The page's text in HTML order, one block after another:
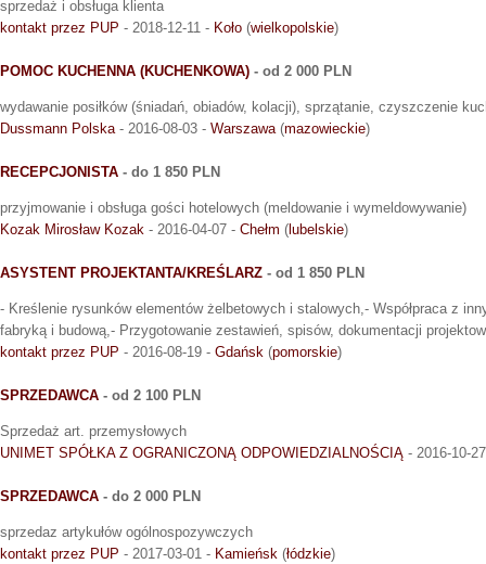
sprzedaż i obsługa klienta
kontakt przez PUP - 2018-12-11 - Koło (wielkopolskie)
POMOC KUCHENNA (KUCHENKOWA) - od 2 000 PLN
wydawanie posiłków (śniadań, obiadów, kolacji), sprzątanie, czyszczenie
Dussmann Polska- 2016-08-03 - Warszawa(mazowieckie)
RECEPCJONISTA - do 1 850 PLN
przyjmowanie i obsługa gości hotelowych (meldowanie i wymeldowywanie)
Kozak Mirosław Kozak - 2016-04-07 - Chełm ( lubelskie)
ASYSTENT PROJEKTANTA/KREŚLARZ - od 1 850 PLN
- Kreślenie rysunków elementów żelbetowych i stalowych,- Współpraca z
fabryką i budową,- Przygotowanie zestawień, spisów, dokumentacji
kontakt przez PUP - 2016-08-19 - Gdańsk (pomorskie)
SPRZEDAWCA - od 2 100 PLN
Sprzedaż art. przemysłowych
UNIMET SPÓŁKA Z OGRANICZONĄ ODPOWIEDZIALNOŚCIĄ - 2016-10-
SPRZEDAWCA - do 2 000 PLN
sprzedaz artykułów ogólnospozywczych
kontakt przez PUP - 2017-03-01 - Kamieńsk (łódzkie)